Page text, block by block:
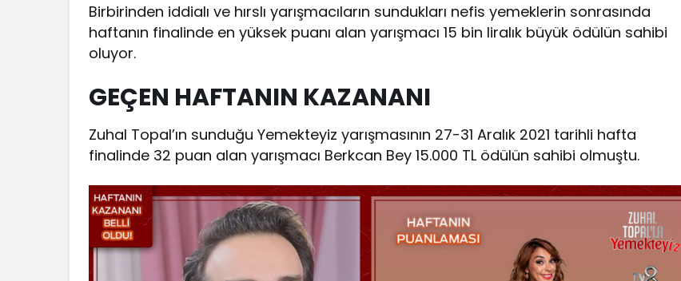
Birbirinden iddialı ve hırslı yarışmacıların sundukları nefis yemeklerin sonrasında
haftanın finalinde en yüksek puanı alan yarışmacı 15 bin liralık büyük ödülün sahibi
oluyor.
GEÇEN HAFTANIN KAZANANI
Zuhal Topal’ın sunduğu Yemekteyiz yarışmasının 27-31 Aralık 2021 tarihli hafta
finalinde 32 puan alan yarışmacı Berkcan Bey 15.000 TL ödülün sahibi olmuştu.